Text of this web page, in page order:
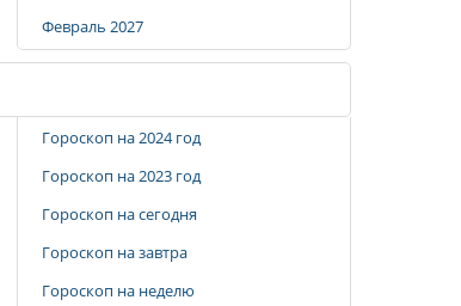
Февраль 2027
Гороскоп на 2024 год
Гороскоп на 2023 год
Гороскоп на сегодня
Гороскоп на завтра
Гороскоп на неделю